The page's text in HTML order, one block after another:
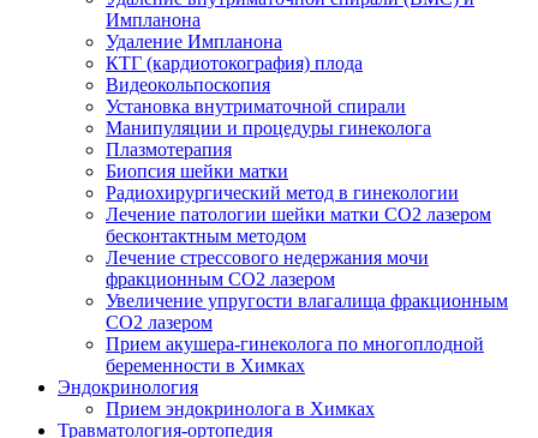
Импланона
Удаление Импланона
КТГ (кардиотокография) плода
Видеокольпоскопия
Установка внутриматочной спирали
Манипуляции и процедуры гинеколога
Плазмотерапия
Биопсия шейки матки
Радиохирургический метод в гинекологии
Лечение патологии шейки матки CO2 лазером
бесконтактным методом
Лечение стрессового недержания мочи
фракционным CO2 лазером
Увеличение упругости влагалища фракционным
CO2 лазером
Прием акушера-гинеколога по многоплодной
беременности в Химках
Эндокринология
Прием эндокринолога в Химках
Травматология-ортопедия